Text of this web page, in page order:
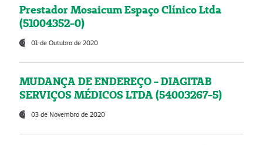
Prestador Mosaicum Espaço Clínico Ltda
(51004352-0)
01 de Outubro de 2020
MUDANÇA DE ENDEREÇO - DIAGITAB
SERVIÇOS MÉDICOS LTDA (54003267-5)
03 de Novembro de 2020